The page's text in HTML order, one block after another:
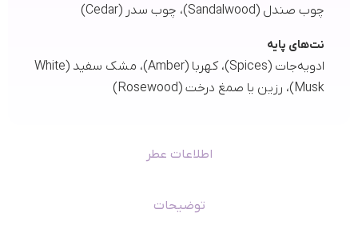
اطلاعات عطر
توضیحات
چوب صندل (Sandalwood)، چوب سدر (Cedar)
نت‌های پایه
ادویه‌جات (Spices)، کهربا (Amber)، مشک سفید (White
Musk)، رزین یا صمغ درخت (Rosewood)